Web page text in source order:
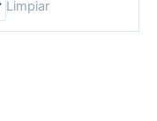
Limpiar